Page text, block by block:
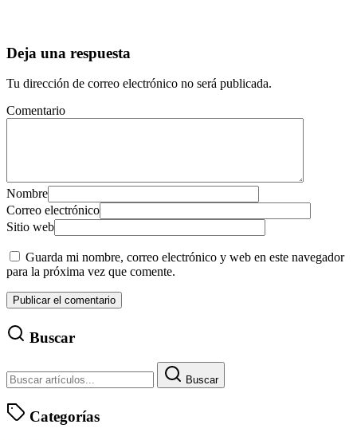
Deja una respuesta
Tu dirección de correo electrónico no será publicada.
Comentario
Nombre
Correo electrónico
Sitio web
Guarda mi nombre, correo electrónico y web en este navegador
para la próxima vez que comente.
Buscar
Buscar
Categorías